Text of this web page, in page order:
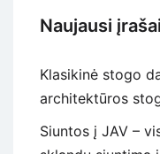
Naujausi įrašai
Klasikinė stogo
architektūros
Siuntos į JAV –